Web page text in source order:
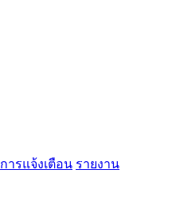
การแจ้งเตือน รายงาน